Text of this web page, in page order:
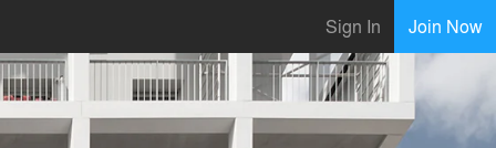
Sign In Join Now